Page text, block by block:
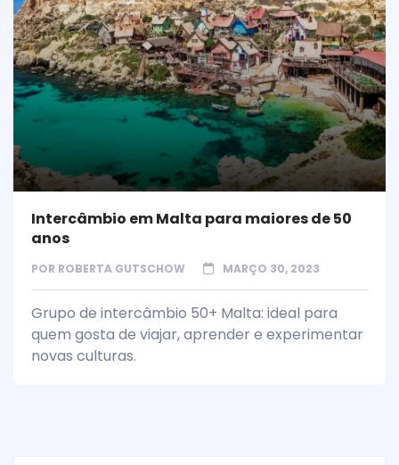
Intercâmbio em Malta para maiores de 50
anos
POR ROBERTA GUTSCHOW MARÇO 30, 2023
Grupo de intercâmbio 50+ Malta: ideal para
quem gosta de viajar, aprender e experimentar
novas culturas.